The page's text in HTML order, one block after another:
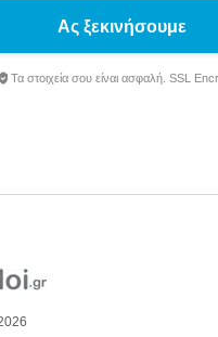
Ας ξεκινήσουμε
Τα στοιχεία σου είναι ασφαλή. SSL